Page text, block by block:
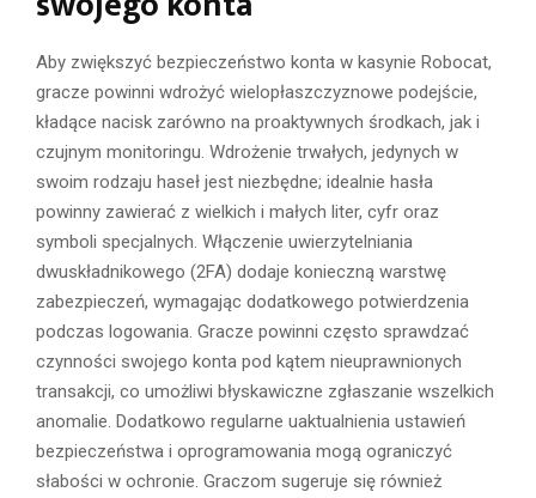
Aby zwiększyć bezpieczeństwo konta w kasynie Robocat,
gracze powinni wdrożyć wielopłaszczyznowe podejście,
kładące nacisk zarówno na proaktywnych środkach, jak i
czujnym monitoringu. Wdrożenie trwałych, jedynych w
swoim rodzaju haseł jest niezbędne; idealnie hasła
powinny zawierać z wielkich i małych liter, cyfr oraz
symboli specjalnych. Włączenie uwierzytelniania
dwuskładnikowego (2FA) dodaje konieczną warstwę
zabezpieczeń, wymagając dodatkowego potwierdzenia
podczas logowania. Gracze powinni często sprawdzać
czynności swojego konta pod kątem nieuprawnionych
transakcji, co umożliwi błyskawiczne zgłaszanie wszelkich
anomalie. Dodatkowo regularne uaktualnienia ustawień
bezpieczeństwa i oprogramowania mogą ograniczyć
słabości w ochronie. Graczom sugeruje się również